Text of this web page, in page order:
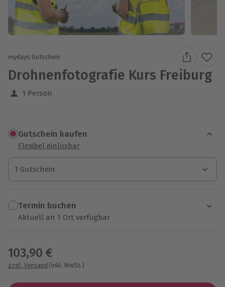
mydays Gutschein
Drohnenfotografie Kurs Freiburg
1 Person
Gutschein kaufen
Flexibel einlösbar
1 Gutschein
1 Gutschein
1 Gutschein
Termin buchen
Aktuell an 1 Ort verfügbar
103,90 €
zzgl. Versand (inkl. MwSt.)